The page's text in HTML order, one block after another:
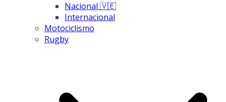
Nacional 🇻🇪
Internacional
Motociclismo
Rugby